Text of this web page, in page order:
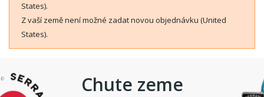
States).
Z vaší země není možné zadat novou objednávku (United
States).
Chute zeme